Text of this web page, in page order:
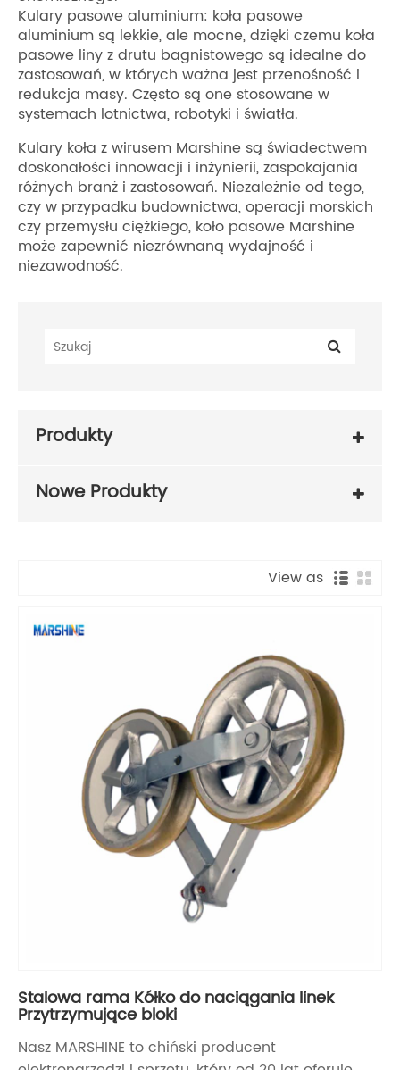
Kulary pasowe aluminium: koła pasowe
aluminium są lekkie, ale mocne, dzięki czemu koła
pasowe liny z drutu bagnistowego są idealne do
zastosowań, w których ważna jest przenośność i
redukcja masy. Często są one stosowane w
systemach lotnictwa, robotyki i światła.
Kulary koła z wirusem Marshine są świadectwem
doskonałości innowacji i inżynierii, zaspokajania
różnych branż i zastosowań. Niezależnie od tego,
czy w przypadku budownictwa, operacji morskich
czy przemysłu ciężkiego, koło pasowe Marshine
może zapewnić niezrównaną wydajność i
niezawodność.
Produkty
Nowe Produkty
View as
Stalowa rama Kółko do naciągania linek
Przytrzymujące bloki
Nasz MARSHINE to chiński producent